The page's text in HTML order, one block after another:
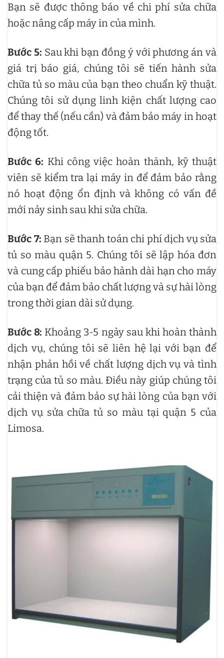
Bạn sẽ được thông báo về chi phí sửa chữa
hoặc nâng cấp máy in của mình.
Bước 5: Sau khi bạn đồng ý với phương án và
giá trị báo giá, chúng tôi sẽ tiến hành sửa
chữa tủ so màu của bạn theo chuẩn kỹ thuật.
Chúng tôi sử dụng linh kiện chất lượng cao
để thay thế (nếu cần) và đảm bảo máy in hoạt
động tốt.
Bước 6: Khi công việc hoàn thành, kỹ thuật
viên sẽ kiểm tra lại máy in để đảm bảo rằng
nó hoạt động ổn định và không có vấn đề
mới nảy sinh sau khi sửa chữa.
Bước 7: Bạn sẽ thanh toán chi phí dịch vụ sửa
tủ so màu quận 5. Chúng tôi sẽ lập hóa đơn
và cung cấp phiếu bảo hành dài hạn cho máy
của bạn để đảm bảo chất lượng và sự hài lòng
trong thời gian dài sử dụng.
Bước 8: Khoảng 3-5 ngày sau khi hoàn thành
dịch vụ, chúng tôi sẽ liên hệ lại với bạn để
nhận phản hồi về chất lượng dịch vụ và tình
trạng của tủ so màu. Điều này giúp chúng tôi
cải thiện và đảm bảo sự hài lòng của bạn với
dịch vụ sửa chữa tủ so màu tại quận 5 của
Limosa.